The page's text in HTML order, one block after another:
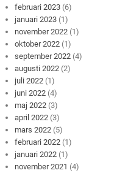
februari 2023 (6)
januari 2023 (1)
november 2022 (1)
oktober 2022 (1)
september 2022 (4)
augusti 2022 (2)
juli 2022 (1)
juni 2022 (4)
maj 2022 (3)
april 2022 (3)
mars 2022 (5)
februari 2022 (1)
januari 2022 (1)
november 2021 (4)